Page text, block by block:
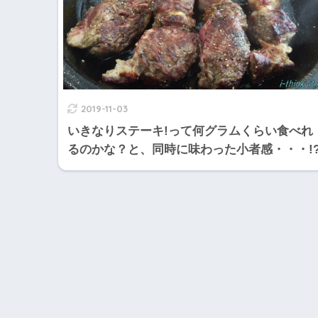
2019-11-03
いきなりステーキ!って何グラムくらい食べれ
るのかな？と、同時に味わった小者感・・・